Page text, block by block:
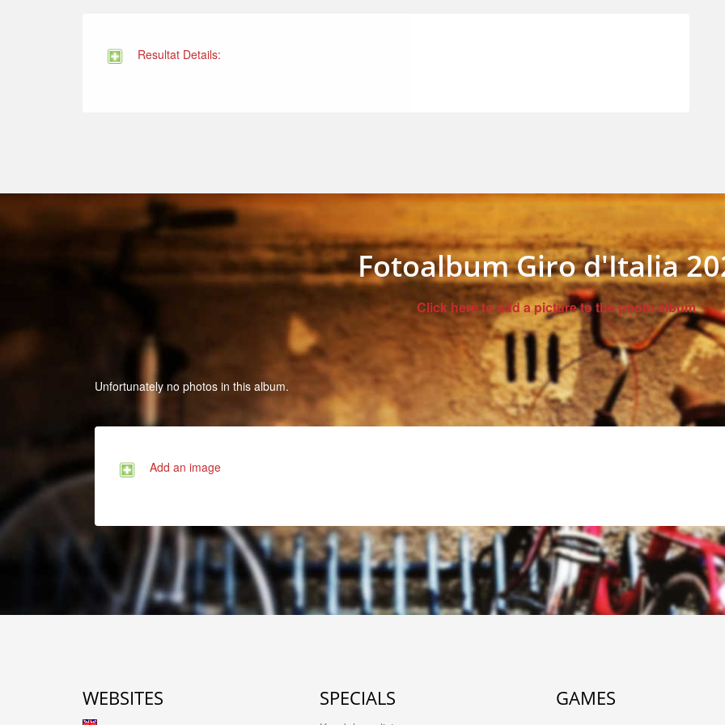
Resultat Details:
Fotoalbum Giro d'Italia
Click here to add a picture to the photo album
Unfortunately no photos in this album.
Add an image
WEBSITES SPECIALS GAMES